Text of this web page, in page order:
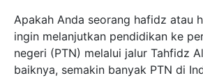
Apakah Anda seorang hafidz atau
ingin melanjutkan pendidikan ke
negeri (PTN) melalui jalur Tahfidz
baiknya, semakin banyak PTN di